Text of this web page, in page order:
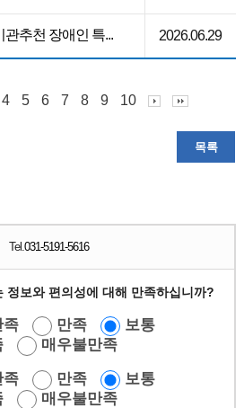
추천 장애인 특... 2026.06.29
4 5 6 7 8 9 10
목록
Tel.031-5191-5616
정보와 편의성에 대해 만족하십니까?
족 만족
보통
매우불만족
족 만족
보통
매우불만족